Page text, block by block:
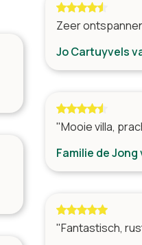
Zeer
"Mooie villa,
Familie de Jong
"Fantastisch,